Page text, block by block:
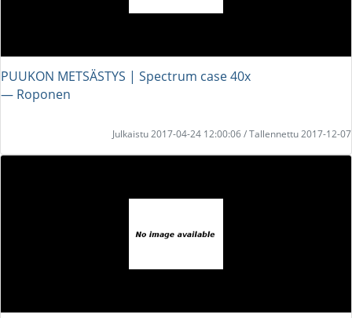
PUUKON METSÄSTYS | Spectrum case 40x
― Roponen
Julkaistu 2017-04-24 12:00:06 / Tallennettu 2017-12-07